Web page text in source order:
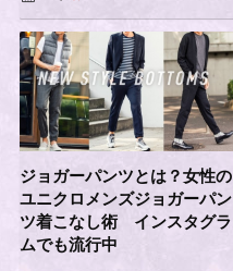
ジョガーパンツとは？女性の
ユニクロメンズジョガーパン
ツ着こなし術 インスタグラ
ムでも流行中